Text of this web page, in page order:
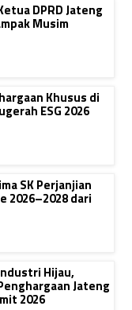
DPRD Jateng
Musim
Khusus di
ESG 2026
SK Perjanjian
2026–2028 dari
Hijau,
Jateng
2026